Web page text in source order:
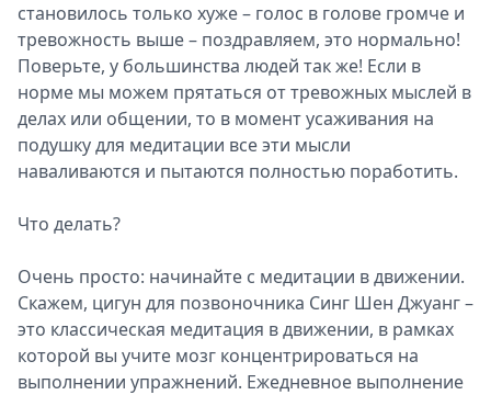
становилось только хуже – голос в голове громче и
тревожность выше – поздравляем, это нормально!
Поверьте, у большинства людей так же! Если в
норме мы можем прятаться от тревожных мыслей в
делах или общении, то в момент усаживания на
подушку для медитации все эти мысли
наваливаются и пытаются полностью поработить.
Что делать?
Очень просто: начинайте с медитации в движении.
Скажем, цигун для позвоночника Синг Шен Джуанг –
это классическая медитация в движении, в рамках
которой вы учите мозг концентрироваться на
выполнении упражнений. Ежедневное выполнение